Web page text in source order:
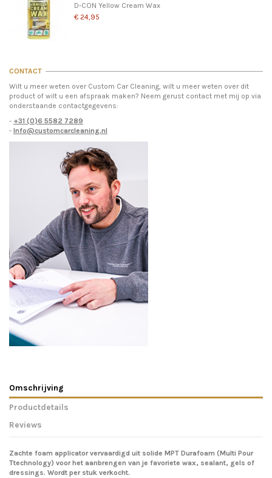
D-CON Yellow Cream Wax
€ 24,95
CONTACT
Wilt u meer weten over Custom Car Cleaning, wilt u meer weten over dit
product of wilt u een afspraak maken? Neem gerust contact met mij op via
onderstaande contactgegevens:
- +31 (0)6 5582 7289
- Info@customcarcleaning.nl
Omschrijving
Productdetails
Reviews
Zachte foam applicator vervaardigd uit solide MPT Durafoam (Multi Pour
Ttechnology) voor het aanbrengen van je favoriete wax, sealant, gels of
dressings. Wordt per stuk verkocht.